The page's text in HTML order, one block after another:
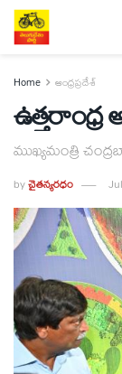
Home ఆంధ్రప్రదేశ్
ఉత్తరాంధ్ర
ముఖ్యమంత్రి
byచైతన్యరధం